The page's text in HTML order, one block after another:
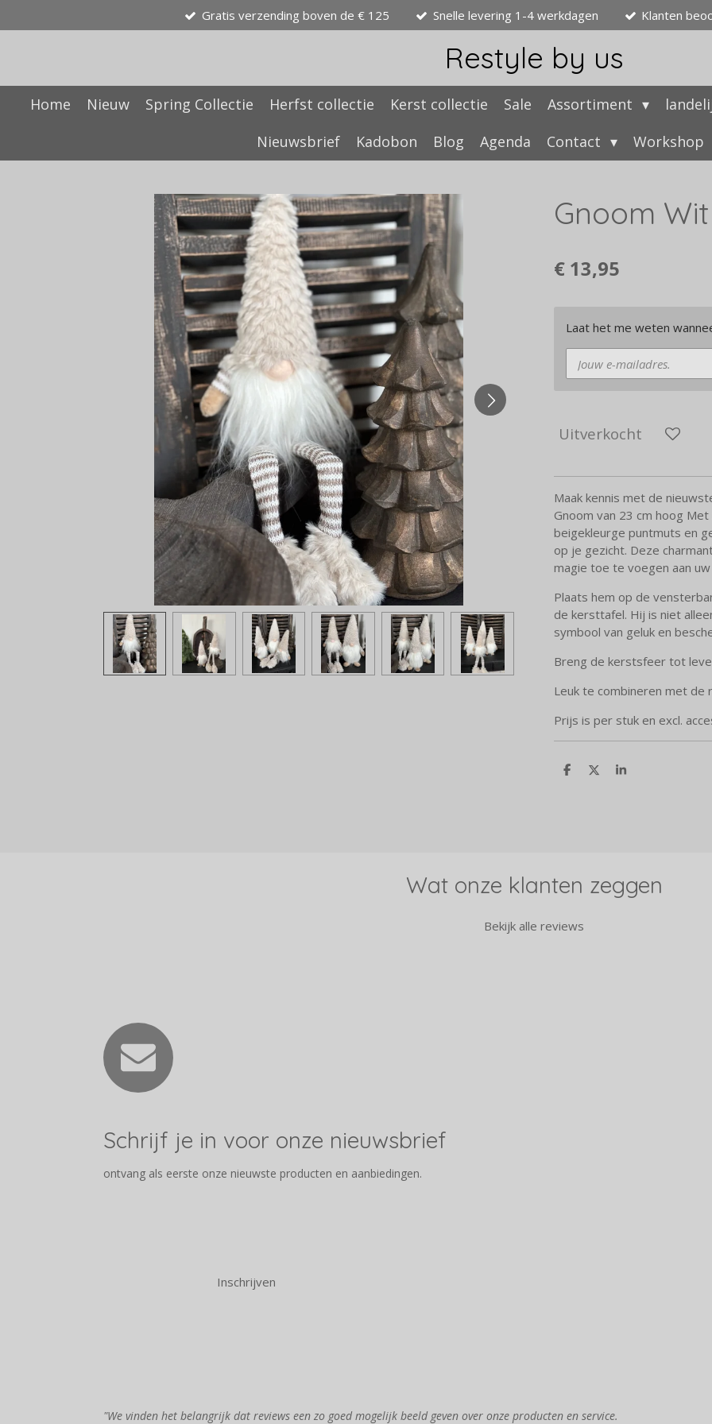
direct
hoofdinhoud
Gratis verzending boven de € 125 Snelle levering 1-4 werkdagen Klanten
Restyle by us
Home Nieuw Spring Collectie Herfst collectie Kerst collectie Sale Assortiment
Nieuwsbrief
Kadobon Blog Agenda Contact Workshop
Gnoom
€ 13,95
Laat het me weten
Uitverkocht
Maak kennis met de
Gnoom van 23 cm hoog
beigekleurge puntmuts en
op je gezicht. Deze
magie toe te voegen aan
Plaats hem op de
de kersttafel. Hij is niet
symbool van geluk en
Breng de kerstsfeer tot
Leuk te combineren met de
Prijs is per stuk en excl.
D
D
S
Wat onze klanten zeggen
Bekijk alle reviews
Schrijf je in voor onze nieuwsbrief
ontvang als eerste onze nieuwste producten en aanbiedingen.
Inschrijven
"We vinden het belangrijk dat reviews een zo goed mogelijk beeld geven over onze producten en service.